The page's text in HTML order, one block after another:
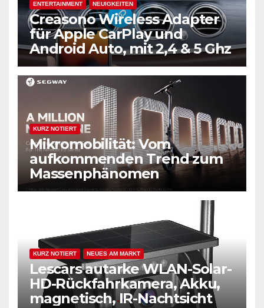
ENTERTAINMENT NEUIGKEITEN
Creasono Wireless Adapter
für Apple CarPlay und
Android Auto, mit 2,4 & 5 Ghz
KURZ NOTIERT
Mikromobilität: Vom
aufkommenden Trend zum
Massenphänomen
KURZ NOTIERT NEUES AM MARKT
Lescars autarke WLAN-Solar-
HD-Rückfahrkamera, Akku,
magnetisch, IR-Nachtsicht